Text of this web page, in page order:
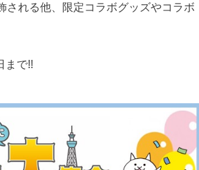
される他、限定コラボグッズやコラボ
まで!!